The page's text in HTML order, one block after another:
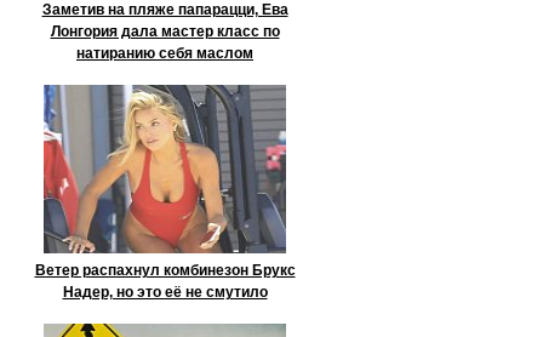
Заметив на пляже папарацци, Ева
Лонгория дала мастер класс по
натиранию себя маслом
Ветер распахнул комбинезон Брукс
Надер, но это её не смутило